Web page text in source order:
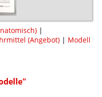
|
(Angebot) | Modell